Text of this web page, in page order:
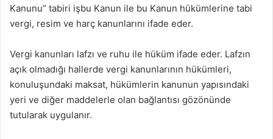
Kanunu” tabiri işbu Kanun ile bu Kanun hükümlerine tabi
vergi, resim ve harç kanunlarını ifade eder.
Vergi kanunları lafzı ve ruhu ile hüküm ifade eder. Lafzın
açık olmadığı hallerde vergi kanunlarının hükümleri,
konuluşundaki maksat, hükümlerin kanunun yapısındaki
yeri ve diğer maddelerle olan bağlantısı gözönünde
tutularak uygulanır.